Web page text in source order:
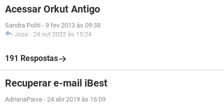
Acessar Orkut Antigo
Sandra Politi - 9 fev 2013 às 09:38
Joza - 24 out 2022 às 15:24
191 Respostas
Recuperar e-mail iBest
AdrianaPaiva - 24 abr 2019 às 16:09